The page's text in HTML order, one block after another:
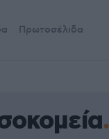
Πρωτοσέλιδα